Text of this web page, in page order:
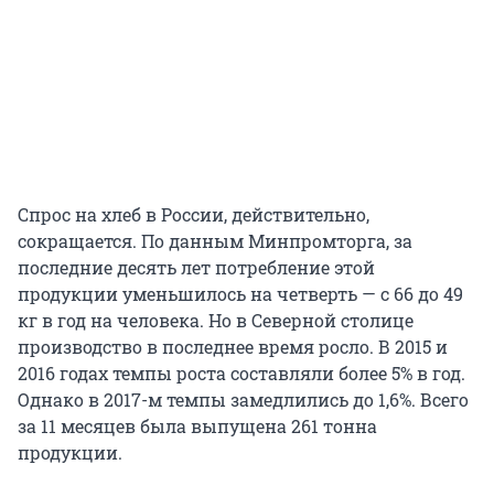
Спрос на хлеб в России, действительно,
сокращается. По данным Минпромторга, за
последние десять лет потребление этой
продукции уменьшилось на четверть — с 66 до 49
кг в год на человека. Но в Северной столице
производство в последнее время росло. В 2015 и
2016 годах темпы роста составляли более 5% в год.
Однако в 2017-м темпы замедлились до 1,6%. Всего
за 11 месяцев была выпущена 261 тонна
продукции.